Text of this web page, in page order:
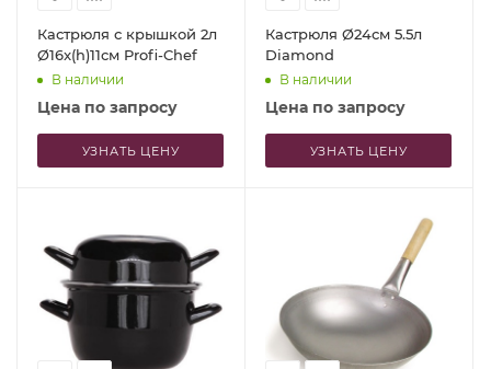
Кастрюля с крышкой 2л
Ø16x(h)11см Profi-Chef
В наличии
Цена по запросу
УЗНАТЬ ЦЕНУ
Кастрюля Ø24см 5.5л
Diamond
В наличии
Цена по запросу
УЗНАТЬ ЦЕНУ